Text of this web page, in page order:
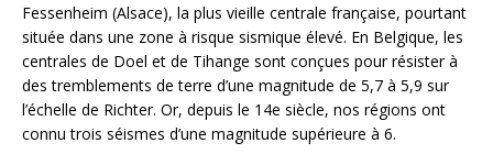
Fessenheim (Alsace), la plus vieille centrale française, pourtant
située dans une zone à risque sismique élevé. En Belgique, les
centrales de Doel et de Tihange sont conçues pour résister à
des tremblements de terre d’une magnitude de 5,7 à 5,9 sur
l’échelle de Richter. Or, depuis le 14e siècle, nos régions ont
connu trois séismes d’une magnitude supérieure à 6.